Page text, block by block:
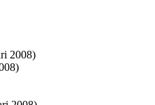
2008)